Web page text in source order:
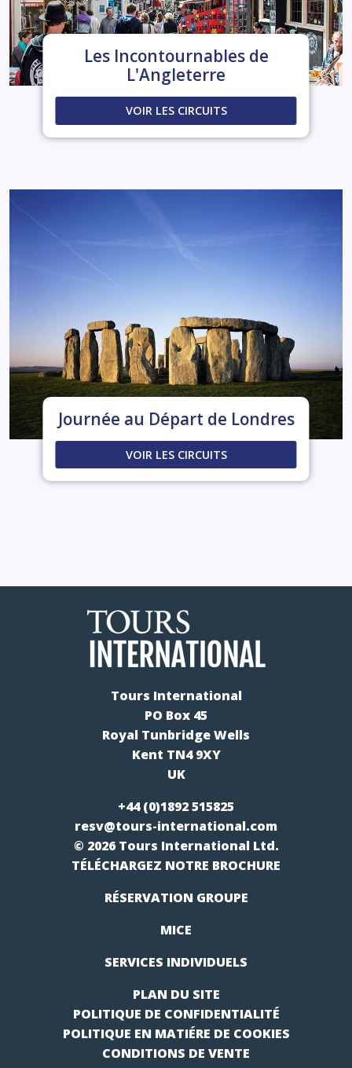
Les Incontournables de
L'Angleterre
VOIR LES CIRCUITS
Journée au Départ de Londres
VOIR LES CIRCUITS
Tours International
PO Box 45
Royal Tunbridge Wells
Kent TN4 9XY
UK
+44 (0)1892 515825
resv@tours-international.com
© 2026 Tours International Ltd.
TÉLÉCHARGEZ NOTRE BROCHURE
RÉSERVATION GROUPE
MICE
SERVICES INDIVIDUELS
PLAN DU SITE
POLITIQUE DE CONFIDENTIALITÉ
POLITIQUE EN MATIÉRE DE COOKIES
CONDITIONS DE VENTE